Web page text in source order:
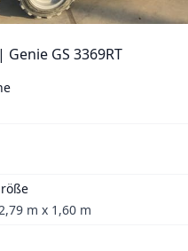
Genie GS 3369RT
m x 1,60 m